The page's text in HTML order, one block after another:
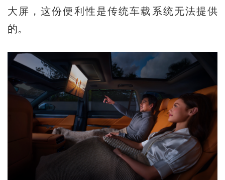
大屏，这份便利性是传统车载系统无法提供
的。